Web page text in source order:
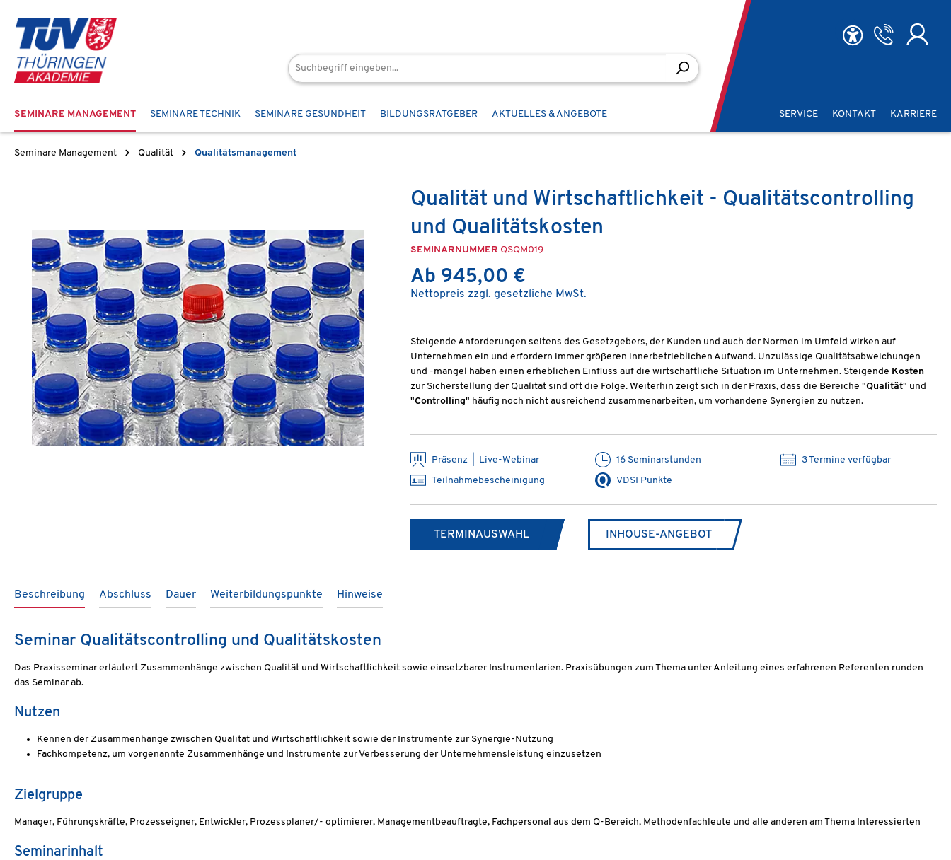
Hauptinhalt springen
Zur Suche springen
Zur Hauptnavigation springen
SEMINARE MANAGEMENT SEMINARE TECHNIK SEMINARE GESUNDHEIT BILDUNGSRATGEBER AKTUELLES & ANGEBOTE SERVICE KONTAKT KARRIERE
Seminare Management Qualität Qualitätsmanagement
Qualität und Wirtschaftlichkeit - Qualitätscontrolling
und Qualitätskosten
SEMINARNUMMER QSQM019
Ab 945,00 €
Nettopreis zzgl. gesetzliche MwSt.
Steigende Anforderungen seitens des Gesetzgebers, der Kunden und auch der Normen im Umfeld wirken auf
Unternehmen ein und erfordern immer größeren innerbetrieblichen Aufwand. Unzulässige Qualitätsabweichungen
und -mängel haben einen erheblichen Einfluss auf die wirtschaftliche Situation im Unternehmen. Steigende Kosten
zur Sicherstellung der Qualität sind oft die Folge. Weiterhin zeigt sich in der Praxis, dass die Bereiche "Qualität" und
"Controlling" häufig noch nicht ausreichend zusammenarbeiten, um vorhandene Synergien zu nutzen.
Präsenz | Live-Webinar 16 Seminarstunden
3 Termine verfügbar
Teilnahmebescheinigung
VDSI Punkte
TERMINAUSWAHL INHOUSE-ANGEBOT
Beschreibung Abschluss Dauer Weiterbildungspunkte Hinweise
Seminar Qualitätscontrolling und Qualitätskosten
Das Praxisseminar erläutert Zusammenhänge zwischen Qualität und Wirtschaftlichkeit sowie einsetzbarer Instrumentarien. Praxisübungen zum Thema unter Anleitung eines erfahrenen Referenten runden
das Seminar ab.
Nutzen
Kennen der Zusammenhänge zwischen Qualität und Wirtschaftlichkeit sowie der Instrumente zur Synergie-Nutzung
Fachkompetenz, um vorgenannte Zusammenhänge und Instrumente zur Verbesserung der Unternehmensleistung einzusetzen
Zielgruppe
Manager, Führungskräfte, Prozesseigner, Entwickler, Prozessplaner/- optimierer, Managementbeauftragte, Fachpersonal aus dem Q-Bereich, Methodenfachleute und alle anderen am Thema Interessierten
Seminarinhalt